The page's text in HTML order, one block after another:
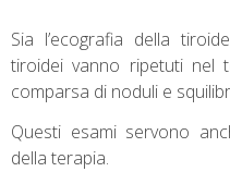
Sia l’ecografia della
tiroidei vanno ripetuti nel
comparsa di noduli e
Questi esami servono
della terapia.